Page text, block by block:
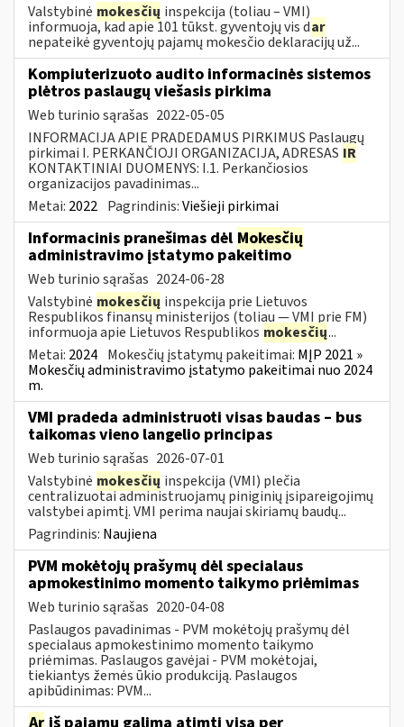
Valstybinė mokesčių inspekcija (toliau – VMI)
informuoja, kad apie 101 tūkst. gyventojų vis dar
nepateikė gyventojų pajamų mokesčio deklaracijų už...
Kompiuterizuoto audito informacinės sistemos
plėtros paslaugų viešasis pirkima
Web turinio sąrašas 2022-05-05
INFORMACIJA APIE PRADEDAMUS PIRKIMUS Paslaugų
pirkimai I. PERKANČIOJI ORGANIZACIJA, ADRESAS IR
KONTAKTINIAI DUOMENYS: I.1. Perkančiosios
organizacijos pavadinimas...
Metai: 2022 Pagrindinis:Viešieji pirkimai
Informacinis pranešimas dėl Mokesčių
administravimo įstatymo pakeitimo
Web turinio sąrašas 2024-06-28
Valstybinė mokesčių inspekcija prie Lietuvos
Respublikos finansų ministerijos (toliau — VMI prie FM)
informuoja apie Lietuvos Respublikos mokesčių...
Metai: 2024 Mokesčių įstatymų pakeitimai: MĮP 2021 »
Mokesčių administravimo įstatymo pakeitimai nuo 2024
m.
VMI pradeda administruoti visas baudas – bus
taikomas vieno langelio principas
Web turinio sąrašas 2026-07-01
Valstybinė mokesčių inspekcija (VMI) plečia
centralizuotai administruojamų piniginių įsipareigojimų
valstybei apimtį. VMI perima naujai skiriamų baudų...
Pagrindinis: Naujiena
PVM mokėtojų prašymų dėl specialaus
apmokestinimo momento taikymo priėmimas
Web turinio sąrašas 2020-04-08
Paslaugos pavadinimas - PVM mokėtojų prašymų dėl
specialaus apmokestinimo momento taikymo
priėmimas. Paslaugos gavėjai - PVM mokėtojai,
tiekiantys žemės ūkio produkciją. Paslaugos
apibūdinimas: PVM...
Ar iš pajamų galima atimti visą per